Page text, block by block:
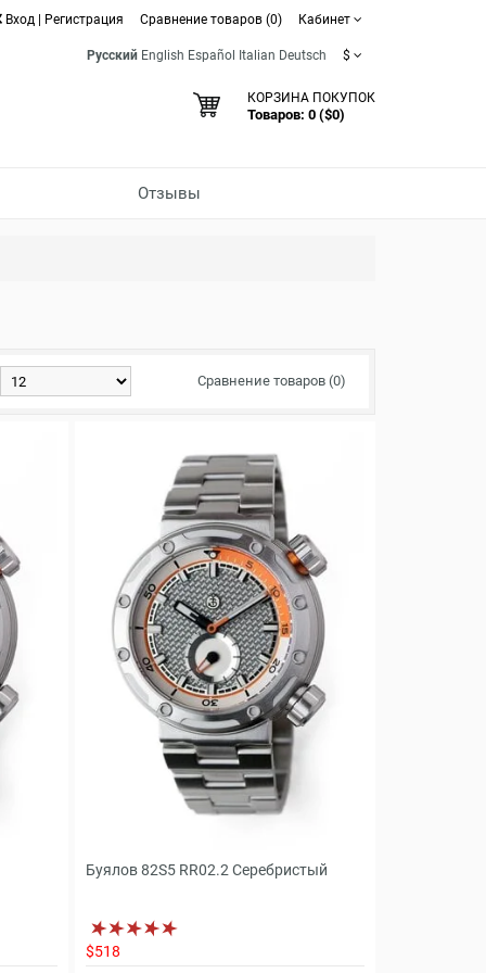
Вход Регистрация Сравнение товаров (0) Кабинет
Русский English Español Italian Deutsch $
КОРЗИНА ПОКУПОК
Товаров: 0 ($0)
Отзывы
Сравнение товаров (0)
Буялов 82S5 RR02.2 Серебристый
$518